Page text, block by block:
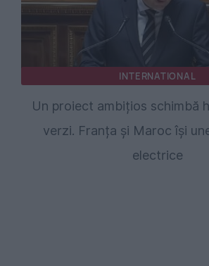
INTERNATIONAL
Un proiect ambițios schimbă
verzi. Franța și Maroc își
electrice